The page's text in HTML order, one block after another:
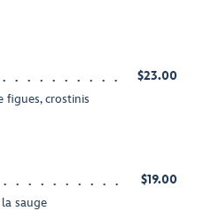
figues, crostinis
$23.00
sauge
$19.00